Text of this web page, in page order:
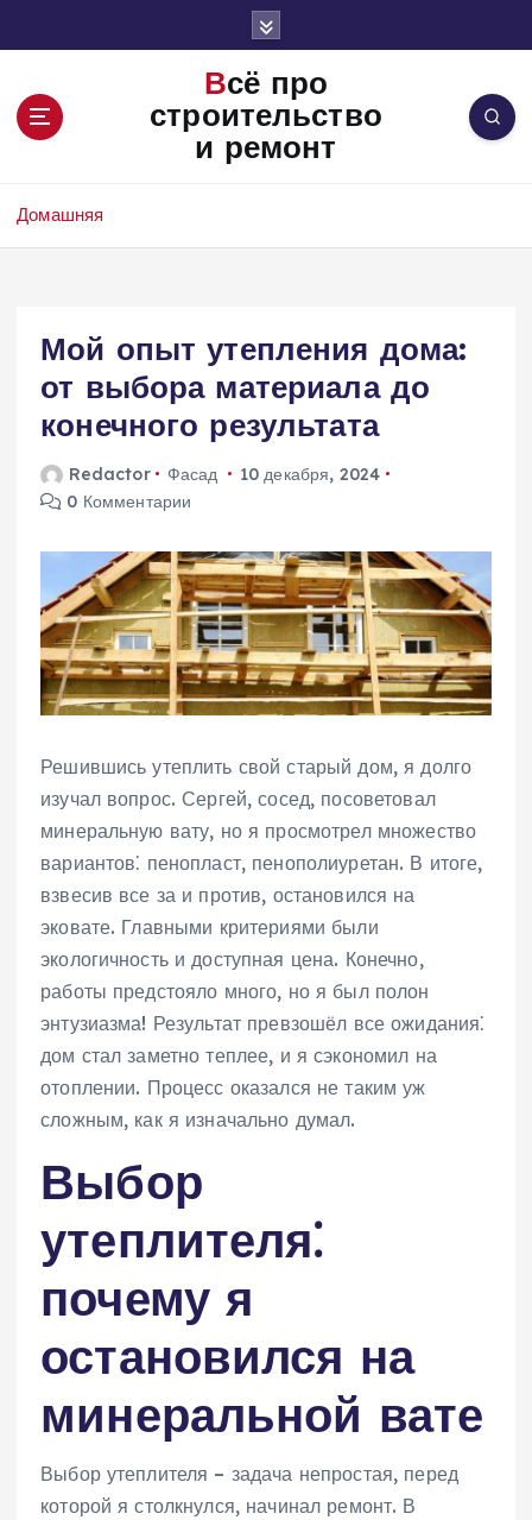
Всё про
строительство
и ремонт
Домашняя
Мой опыт утепления дома:
от выбора материала до
конечного результата
Redactor Фасад
10 декабря, 2024
0 Комментарии
Решившись утеплить свой старый дом, я долго
изучал вопрос. Сергей, сосед, посоветовал
минеральную вату, но я просмотрел множество
вариантов⁚ пенопласт, пенополиуретан. В итоге,
взвесив все за и против, остановился на
эковате. Главными критериями были
экологичность и доступная цена. Конечно,
работы предстояло много, но я был полон
энтузиазма! Результат превзошёл все ожидания⁚
дом стал заметно теплее, и я сэкономил на
отоплении. Процесс оказался не таким уж
сложным, как я изначально думал.
Выбор
утеплителя⁚
почему я
остановился на
минеральной вате
Выбор утеплителя – задача непростая, перед
которой я столкнулся, начинал ремонт. В